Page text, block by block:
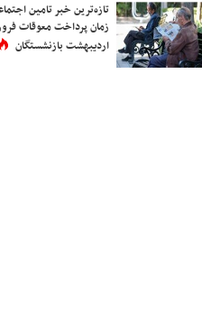
تازه‌ترین خبر تامین
زمان پرداخت معوقات
اردیبهشت بازنشستگان